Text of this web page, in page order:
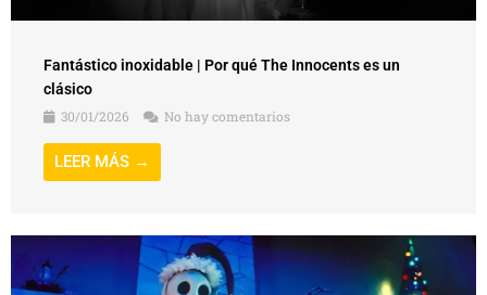
Fantástico inoxidable | Por qué The Innocents es un
clásico
30/01/2026
No hay comentarios
LEER MÁS →